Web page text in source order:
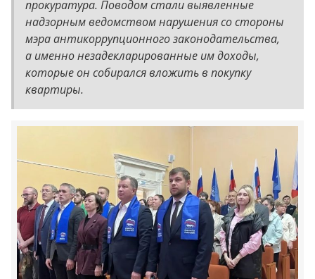
прокуратура. Поводом стали выявленные
надзорным ведомством нарушения со стороны
мэра антикоррупционного законодательства,
а именно незадекларированные им доходы,
которые он собирался вложить в покупку
квартиры.